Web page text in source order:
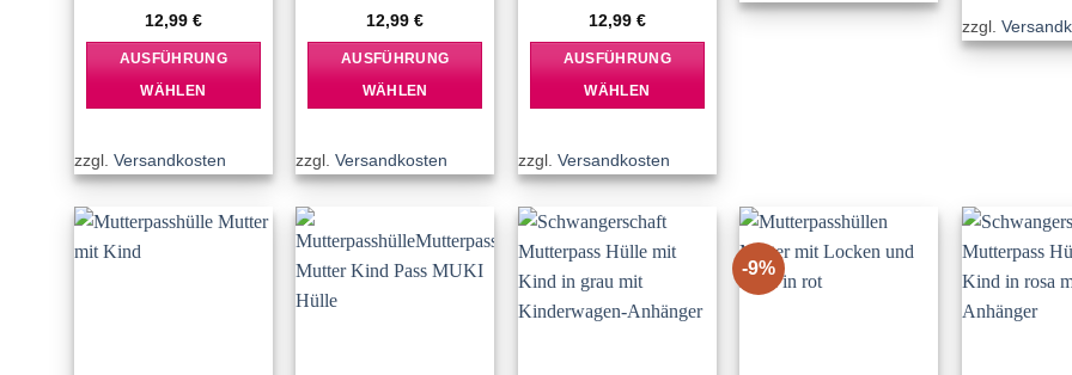
12,99 €
AUSFÜHRUNG
WÄHLEN
weist
Varianten
zzgl. Versandkosten
12,99€
AUSFÜHRUNG
WÄHLEN
weist
Varianten
zzgl.Versandkosten
12,99 €
AUSFÜHRUNG
WÄHLEN
weist
Varianten
auf.
Die
Optionen
zzgl. Versandkosten
zzgl.
Add to
-9%